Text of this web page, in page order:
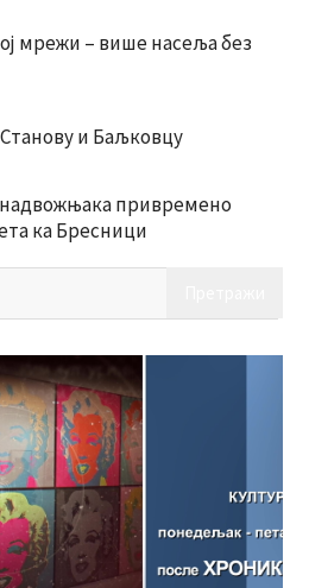
мрежи – више насеља без
и Баљковцу
привремено
ка Бресници